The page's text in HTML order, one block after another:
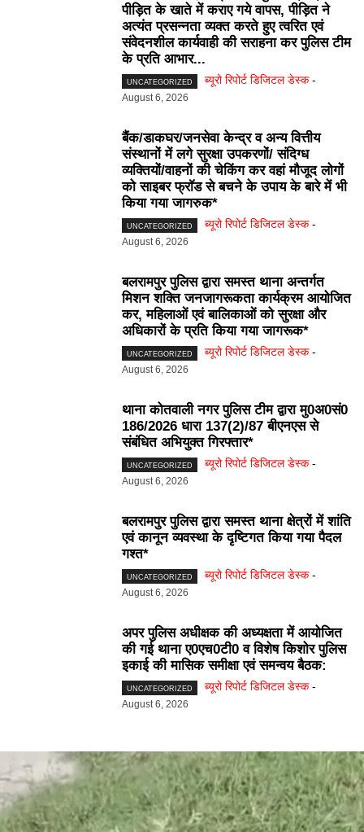
पीड़ित के खाते में कराए गये वापस, पीड़ित ने
अत्यंत प्रसन्नता व्यक्त करते हुए त्वरित एवं
संवेदनशील कार्यवाही की सराहना कर पुलिस टीम
के प्रति आभार...
UNCATEGORIZED ब्यूरो रिपोर्ट डिजिटल डेस्क -
August 6, 2026
बैंक/डाकघर/जनसेवा केन्द्र व अन्य वित्तीय
संस्थानों में लगे सुरक्षा उपकरणों/ संदिग्ध
व्यक्तियों/वाहनों की चेकिंग कर वहां मौजूद लोगों
को साइबर फ्राॅड से बचने के उपाय के बारे में भी
किया गया जागरुक*
UNCATEGORIZED ब्यूरो रिपोर्ट डिजिटल डेस्क -
August 6, 2026
बलरामपुर पुलिस द्वारा समस्त थाना अन्तर्गत
मिशन शक्ति जनजागरूकता कार्यक्रम आयोजित
कर, महिलाओं एवं बालिकाओं को सुरक्षा और
अधिकारों के प्रति किया गया जागरूक*
UNCATEGORIZED ब्यूरो रिपोर्ट डिजिटल डेस्क -
August 6, 2026
थाना कोतवाली नगर पुलिस टीम द्वारा मु0अ0सं0
186/2026 धारा 137(2)/87 बीएनएस से
संबंधित अभियुक्त गिरफ्तार*
UNCATEGORIZED ब्यूरो रिपोर्ट डिजिटल डेस्क -
August 6, 2026
बलरामपुर पुलिस द्वारा समस्त थाना क्षेत्रों में शांति
एवं कानून व्यवस्था के दृष्टिगत किया गया पैदल
गश्त*
UNCATEGORIZED ब्यूरो रिपोर्ट डिजिटल डेस्क -
August 6, 2026
अपर पुलिस अधीक्षक की अध्यक्षता में आयोजित
की गई थाना ए0एच0टी0 व विशेष किशोर पुलिस
इकाई की मासिक समीक्षा एवं समन्वय बैठक:
UNCATEGORIZED ब्यूरो रिपोर्ट डिजिटल डेस्क -
August 6, 2026